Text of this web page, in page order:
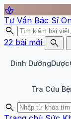
spa
Tư Vấn Bác Sĩ
search
22 bài mới search
Dinh DưỡngDược
Tra Cứu
search